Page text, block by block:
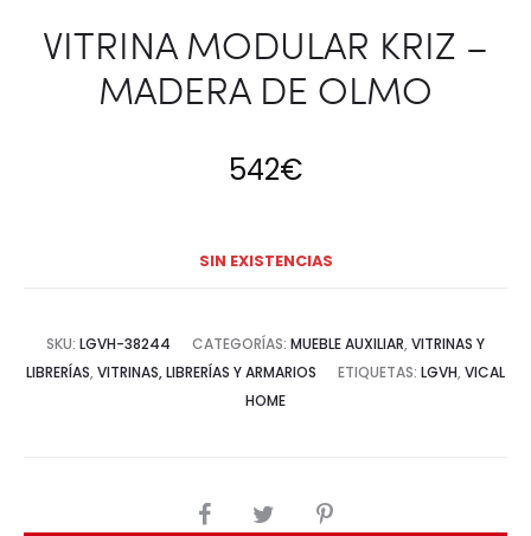
VITRINA MODULAR KRIZ –
MADERA DE OLMO
542€
SIN EXISTENCIAS
SKU: LGVH-38244 CATEGORÍAS: MUEBLE AUXILIAR, VITRINAS Y
LIBRERÍAS, VITRINAS, LIBRERÍAS Y ARMARIOS ETIQUETAS: LGVH, VICAL
HOME
COMPARTIR